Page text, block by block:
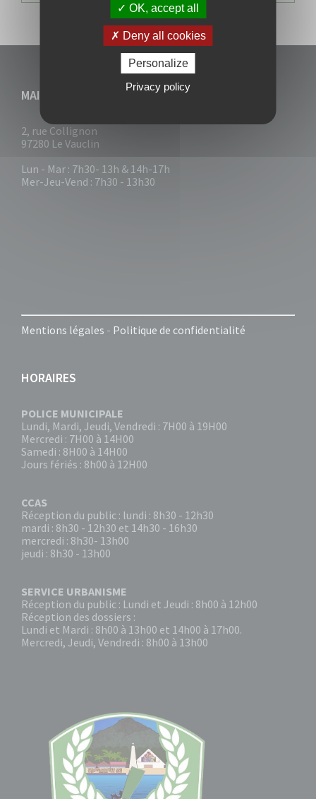
MAIRIE DU VAUCLIN
2, rue Collignon
97280 Le Vauclin
Lun - Mar : 7h30- 13h & 14h-17h
Mer-Jeu-Vend : 7h30 - 13h30
Mentions légales - Politique de confidentialité
HORAIRES
POLICE MUNICIPALE
Lundi, Mardi, Jeudi, Vendredi : 7H00 à 19H00
Mercredi : 7H00 à 14H00
Samedi : 8H00 à 14H00
Jours fériés : 8h00 à 12H00
CCAS
Réception du public : lundi : 8h30 - 12h30
mardi : 8h30 - 12h30 et 14h30 - 16h30
mercredi : 8h30- 13h00
jeudi : 8h30 - 13h00
SERVICE URBANISME
Réception du public : Lundi et Jeudi : 8h00 à 12h00
Réception des dossiers :
Lundi et Mardi : 8h00 à 13h00 et 14h00 à 17h00.
Mercredi, Jeudi, Vendredi : 8h00 à 13h00
OK, accept all
Deny all cookies
Personalize
Privacy policy